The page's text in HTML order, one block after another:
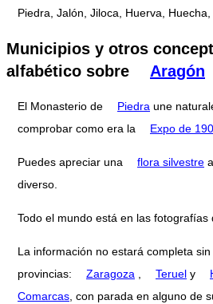
Piedra, Jalón, Jiloca, Huerva, Huecha,
Municipios y otros
alfabético sobre
Aragón
El Monasterio de Piedra une
comprobar como era la
Expo de
Puedes apreciar una flora silvestre
diverso.
Todo el mundo está en las fotografías
La información no estará completa
provincias:
Zaragoza , Teruel y
Comarcas, con parada en alguno de